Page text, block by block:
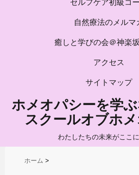
セルフケア初級コ
自然療法のメルマ
癒しと学びの会＠神楽
アクセス
サイトマップ
ホメオパシーを学
スクールオブホ
わたしたちの未来がここに
ホーム >